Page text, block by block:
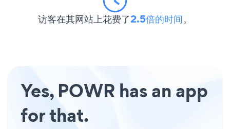
访客在其网站上花费了2.5倍的时间。
Yes, POWR has an app
for that.